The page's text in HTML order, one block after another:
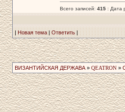
Всего записей: 415: Дата
| Новая тема|Ответить|
ВИЗАНТИЙСКАЯ ДЕРЖАВА» QEATRON»